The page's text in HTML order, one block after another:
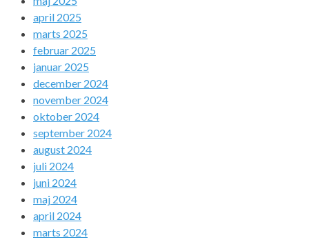
april 2025
marts 2025
februar 2025
januar 2025
december 2024
november 2024
oktober 2024
september 2024
august 2024
juli 2024
juni 2024
maj 2024
april 2024
marts 2024